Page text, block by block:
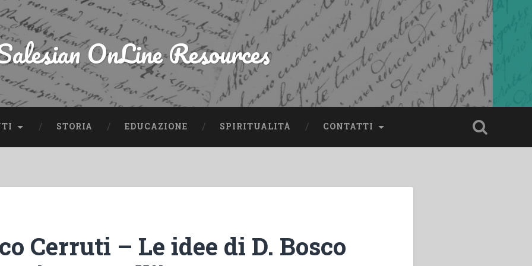
OnLine Resources
STORIA EDUCAZIONE SPIRITUALITÀ CONTATTI
Cerruti – Le idee di D. Bosco